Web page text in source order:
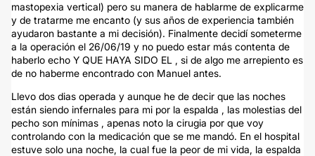
mastopexia vertical) pero su manera de hablarme de explicarme
y de tratarme me encanto (y sus años de experiencia también
ayudaron bastante a mi decisión). Finalmente decidí someterme
a la operación el 26/06/19 y no puedo estar más contenta de
haberlo echo Y QUE HAYA SIDO EL , si de algo me arrepiento es
de no haberme encontrado con Manuel antes.
Llevo dos dias operada y aunque he de decir que las noches
están siendo infernales para mi por la espalda , las molestias del
pecho son mínimas , apenas noto la cirugia por que voy
controlando con la medicación que se me mandó. En el hospital
estuve solo una noche, la cual fue la peor de mi vida, la espalda